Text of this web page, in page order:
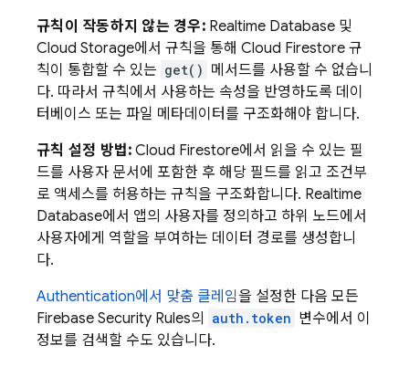
규칙이 작동하지 않는 경우: Realtime Database및
Cloud Storage에서 규칙을 통해 Cloud Firestore 규
칙이 통합할 수 있는 get() 메서드를 사용할 수 없습니
다. 따라서 규칙에서 사용하는 속성을 반영하도록 데이
터베이스 또는 파일 메타데이터를 구조화해야 합니다.
규칙 설정 방법: Cloud Firestore에서 읽을 수 있는 필
드를 사용자 문서에 포함한 후 해당 필드를 읽고 조건부
로 액세스를 허용하는 규칙을 구조화합니다. Realtime
Database에서 앱의 사용자를 정의하고 하위 노드에서
사용자에게 역할을 부여하는 데이터 경로를 생성합니
다.
Authentication에서 맞춤 클레임을 설정한 다음 모든
Firebase Security Rules의 auth.token 변수에서 이
정보를 검색할 수도 있습니다.